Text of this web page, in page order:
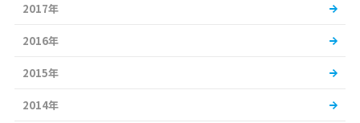
2017年
2016年
2015年
2014年